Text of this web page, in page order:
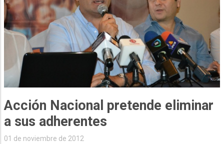
Acción Nacional pretende eliminar
a sus adherentes
01 de noviembre de 2012